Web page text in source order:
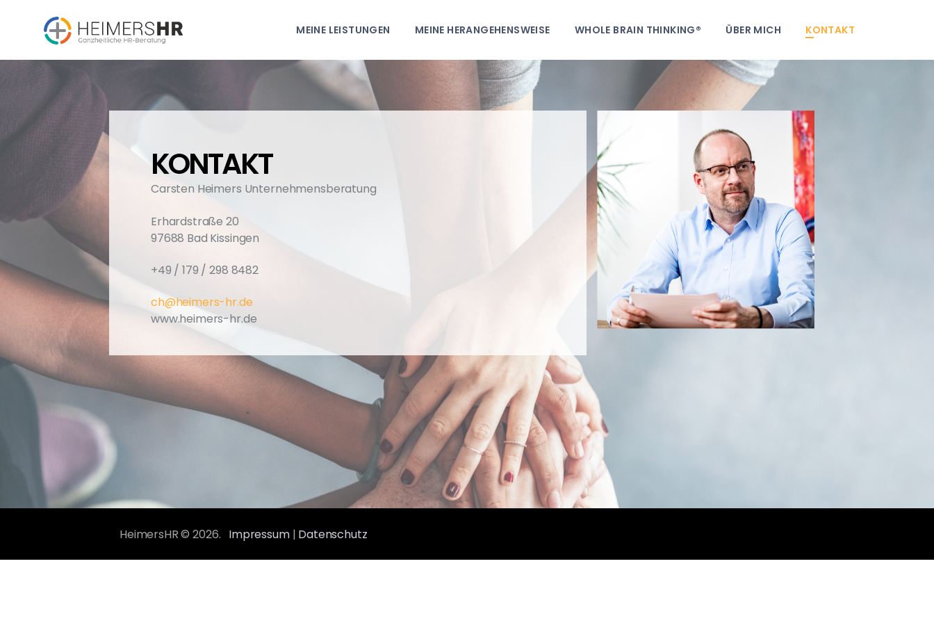
MEINE LEISTUNGEN MEINE HERANGEHENSWEISE WHOLE BRAIN THINKING® ÜBER MICH KONTAKT
GANZHEITLICHE HR-BERATUNG
MEINE
HERANGEHENSWEI
THINKING®
KONTAKT
Carsten Heimers Unternehmensberatung
Erhardstraße 20
97688 Bad Kissingen
+49 / 179 / 298 8482
ch@heimers-hr.de
www.heimers-hr.de
HeimersHR © 2026. Impressum| Datenschutz